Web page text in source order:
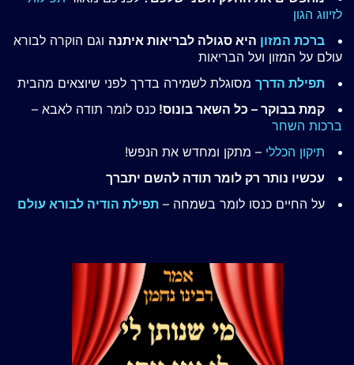
לזיווג הגון
ברכת המזון היא סגולה לבריאות איתנה וגם הוקרה לבורא
עולם על המזון ועל הבריאות
תפילת הדרך מסוגלת לשמירה בדרך לפני שיוצאים מהבית
קמת בבוקר – כל השאר בונוס! כנס לומר תודה לאבא –
ברכות השחר
תיקון הכללי – מתקן ומחדש את הנפש!
עכשיו נותר רק לומר תודה להשם יתברך
על החיים כנסו לומר בשמחה – תפילת הודיה לבורא עולם